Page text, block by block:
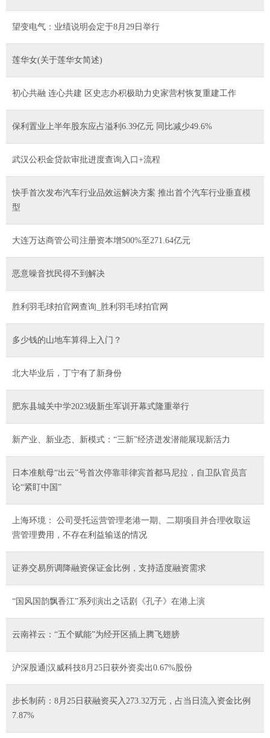
望变电气：业绩说明会定于8月29日举行
莲华女(关于莲华女简述)
初心共融 连心共建 区史志办积极助力史家营村恢复重建工作
保利置业上半年股东应占溢利6.39亿元 同比减少49.6%
武汉公积金贷款审批进度查询入口+流程
快手首次发布汽车行业品效运解决方案 推出首个汽车行业垂直模
型
大连万达商管公司注册资本增500%至271.64亿元
恶意噪音扰民得不到解决
胜利羽毛球拍官网查询_胜利羽毛球拍官网
多少钱的山地车算得上入门？
北大毕业后，丁宁有了新身份
肥东县城关中学2023级新生军训开幕式隆重举行
新产业、新业态、新模式：“三新”经济迸发潜能展现新活力
日本准航母“出云”号首次停靠菲律宾首都马尼拉，自卫队官员言
论“紧盯中国”
上海环境： 公司受托运营管理老港一期、二期项目并合理收取运
营管理费用，不存在利益输送的情况
证券交易所调降融资保证金比例，支持适度融资需求
“国风国韵飘香江”系列演出之话剧《孔子》在港上演
云南祥云：“五个赋能”为经开区插上腾飞翅膀
沪深股通|汉威科技8月25日获外资卖出0.67%股份
步长制药：8月25日获融资买入273.32万元，占当日流入资金比例
7.87%